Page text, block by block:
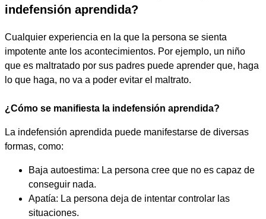
indefensión aprendida?
Cualquier experiencia en la que la persona se sienta
impotente ante los acontecimientos. Por ejemplo, un niño
que es maltratado por sus padres puede aprender que, haga
lo que haga, no va a poder evitar el maltrato.
¿Cómo se manifiesta la indefensión aprendida?
La indefensión aprendida puede manifestarse de diversas
formas, como:
Baja autoestima: La persona cree que no es capaz de
conseguir nada.
Apatía: La persona deja de intentar controlar las
situaciones.